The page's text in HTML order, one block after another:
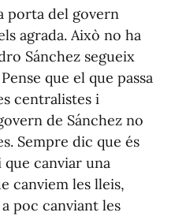
porta del govern
agrada. Això no ha
Sánchez segueix
que el que passa
centralistes i
de Sánchez no
Sempre dic que és
canviar una
canviem les lleis,
poc canviant les